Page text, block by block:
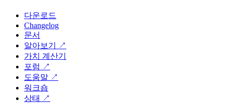
다운로드
Changelog
문서
알아보기
↗
가치 계산기
포럼 ↗
도움말 ↗
워크숍
상태 ↗